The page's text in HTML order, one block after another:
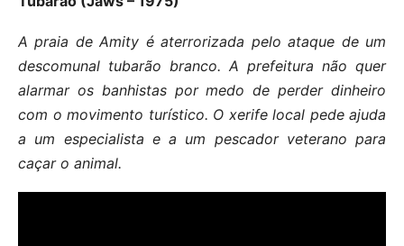
A praia de Amity é aterrorizada pelo ataque de um
descomunal tubarão branco. A prefeitura não quer
alarmar os banhistas por medo de perder dinheiro
com o movimento turístico. O xerife local pede ajuda
a um especialista e a um pescador veterano para
caçar o animal.